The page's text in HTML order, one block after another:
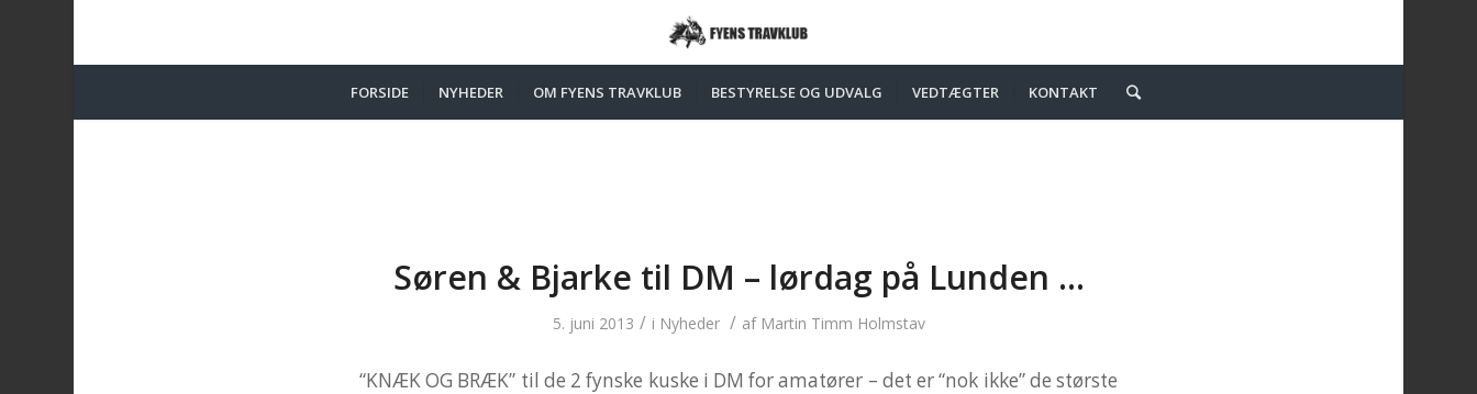
FORSIDE NYHEDER OM FYENS TRAVKLUB BESTYRELSE OG UDVALG VEDTÆGTER KONTAKT
Søren & Bjarke til DM – lørdag på Lunden …
5. juni 2013 / i Nyheder / af Martin Timm Holmstav
“KNÆK OG BRÆK” til de 2 fynske kuske i DM for amatører – det er “nok ikke” de største